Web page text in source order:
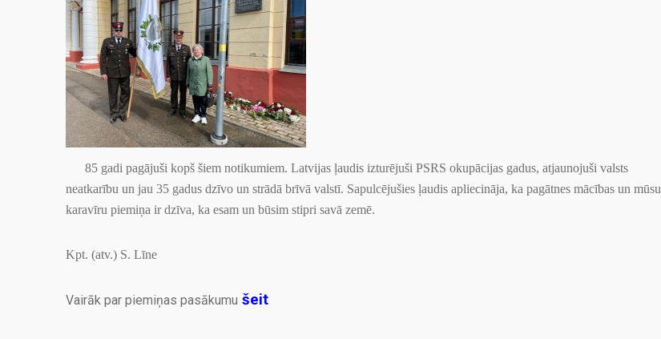
85 gadi pagājuši kopš šiem notikumiem. Latvijas ļaudis izturējuši PSRS okupācijas gadus, atjaunojuši valsts
neatkarību un jau 35 gadus dzīvo un strādā brīvā valstī. Sapulcējušies ļaudis apliecināja, ka pagātnes mācības un mūsu
karavīru piemiņa ir dzīva, ka esam un būsim stipri savā zemē.
Kpt. (atv.) S. Līne
Vairāk par piemiņas pasākumu šeit